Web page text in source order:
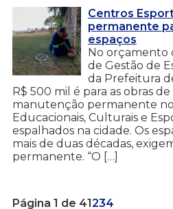
Centros
permanente
espaços
No orçamento
de Gestão de
da Prefeitura
R$ 500 mil é para as obras
manutenção permanente
Educacionais, Culturais e
espalhados na cidade. Os
mais de duas décadas,
permanente. “O […]
Página 1 de 41234